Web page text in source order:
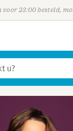
voor 23:00 besteld,